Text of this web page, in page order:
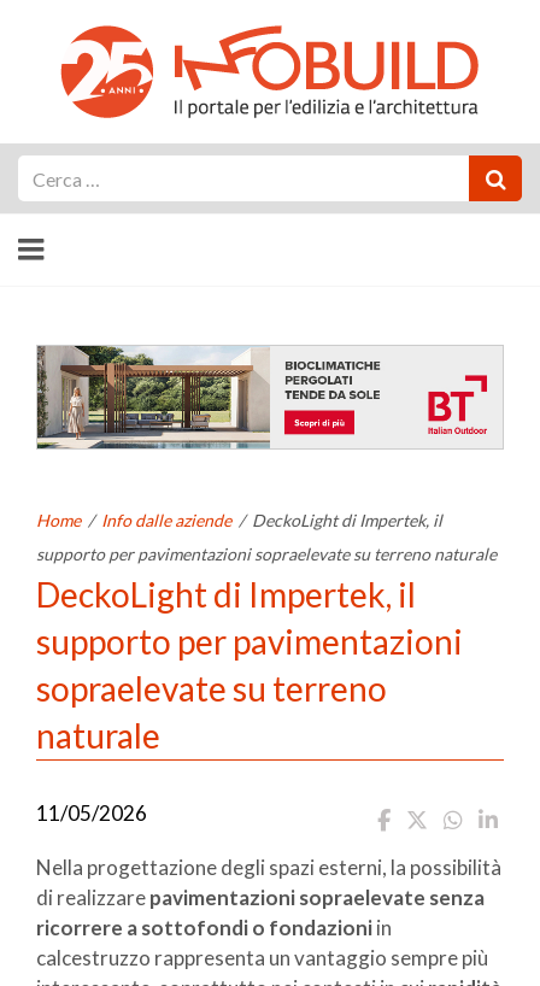
Home / Info dalle aziende / DeckoLight di Impertek, il
supporto per pavimentazioni sopraelevate su terreno naturale
DeckoLight di Impertek, il
supporto per pavimentazioni
sopraelevate su terreno
naturale
11/05/2026
Nella progettazione degli spazi esterni, la possibilità
di realizzarepavimentazioni sopraelevate senza
ricorrere a sottofondi o fondazioniin
calcestruzzo rappresenta un vantaggio sempre più